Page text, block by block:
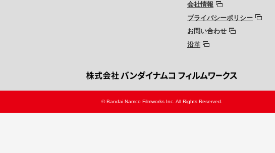
会社情報
プライバシーポリシー
お問い合わせ
沿革
© Bandai Namco Filmworks Inc. All Rights Reserved.